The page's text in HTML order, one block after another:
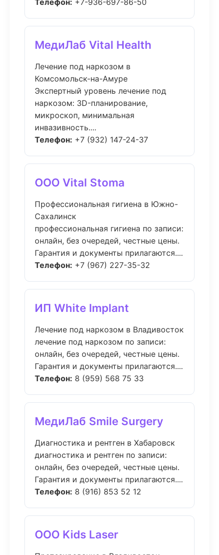
Телефон: +7-936-697-86-50
МедиЛаб Vital Health
Лечение под наркозом в
Комсомольск-на-Амуре
Экспертный уровень лечение под
наркозом: 3D-планирование,
микроскоп, минимальная
инвазивность....
Телефон: +7 (932) 147-24-37
ООО Vital Stoma
Профессиональная гигиена в Южно-
Сахалинск
профессиональная гигиена по записи:
онлайн, без очередей, честные цены.
Гарантия и документы прилагаются....
Телефон: +7 (967) 227-35-32
ИП White Implant
Лечение под наркозом в Владивосток
лечение под наркозом по записи:
онлайн, без очередей, честные цены.
Гарантия и документы прилагаются....
Телефон: 8 (959) 568 75 33
МедиЛаб Smile Surgery
Диагностика и рентген в Хабаровск
диагностика и рентген по записи:
онлайн, без очередей, честные цены.
Гарантия и документы прилагаются....
Телефон: 8 (916) 853 52 12
ООО Kids Laser